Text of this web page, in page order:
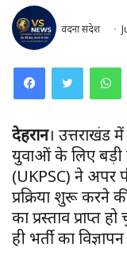
वंदना संदेश
देहरादून। उत्तराखंड
युवाओं के लिए बड़ी
(UKPSC) ने अपर
प्रक्रिया शुरू करने
का प्रस्ताव प्राप्त
ही भर्ती का